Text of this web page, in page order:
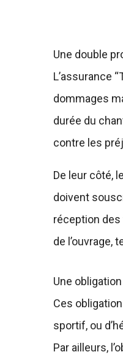
Une double
L’assurance
dommages
durée du
contre les
De leur côté,
doivent
réception
de
Une
Ces
sportif, ou
Par ailleurs,